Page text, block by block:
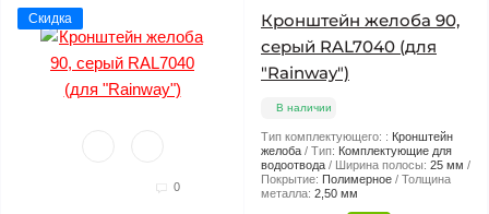
Скидка
0
Кронштейн желоба 90,
серый RAL7040 (для
"Rainway")
В наличии
Тип комплектующего: : Кронштейн
желоба
Тип: Комплектующие для
водоотвода
Ширина полосы: 25 мм
Покрытие: Полимерное
Толщина
металла: 2,50 мм